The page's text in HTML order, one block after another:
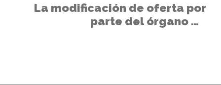
La modificación de oferta por
parte del órgano de